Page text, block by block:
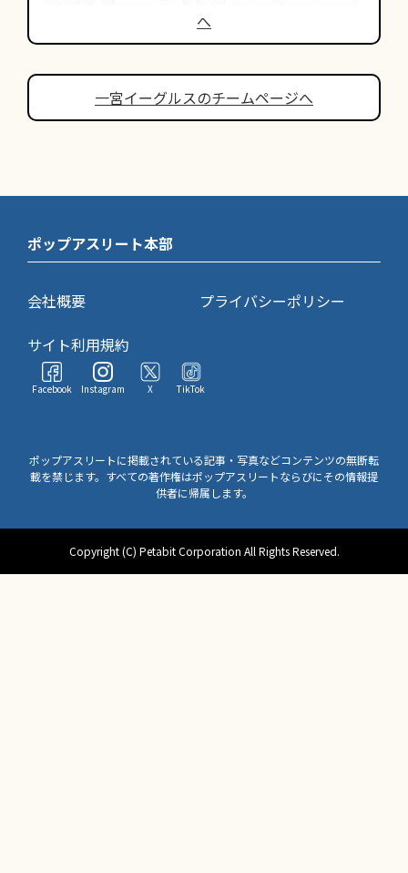
へ
一宮イーグルスのチームページへ
ポップアスリート本部
会社概要
プライバシーポリシー
サイト利用規約
Facebook Instagram X TikTok
ポップアスリートに掲載されている記事・写真などコンテンツの無断転
載を禁じます。すべての著作権はポップアスリートならびにその情報提
供者に帰属します。
Copyright (C) Petabit Corporation All Rights Reserved.